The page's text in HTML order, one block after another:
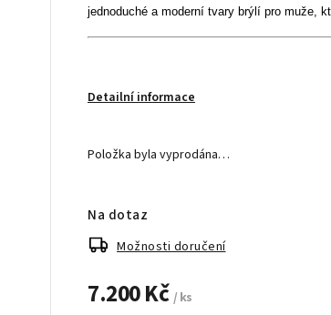
jednoduché a moderní tvary brýlí pro muže,
Detailní informace
Položka byla vyprodána…
7.200 Kč / ks
Na dotaz
Možnosti doručení